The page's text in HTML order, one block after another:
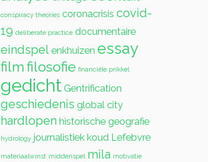
conspiracy theories coronacrisis covid-
19 deliberate practice documentaire
eindspel enkhuizen essay
filmfilosofie financiële prikkel
gedicht Gentrification
geschiedenis global city
hardlopen historische geografie
hydrology journalistiek koud Lefebvre
materiaalwinst middenspel mila motivatie